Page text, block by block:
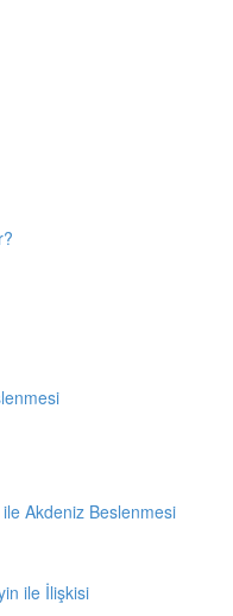
Akdeniz Beslenmesi
ile İlişkisi